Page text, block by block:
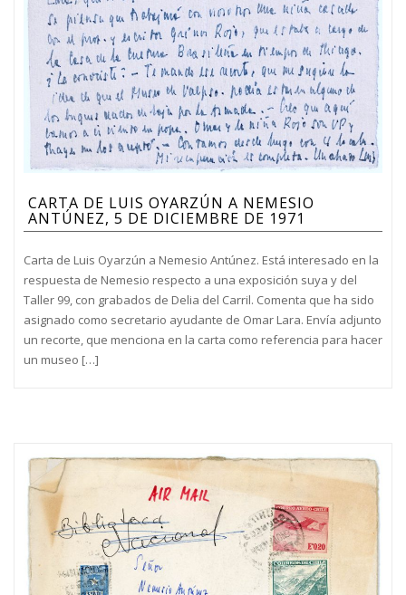
CARTA DE LUIS OYARZÚN A NEMESIO
ANTÚNEZ, 5 DE DICIEMBRE DE 1971
Carta de Luis Oyarzún a Nemesio Antúnez. Está interesado en la
respuesta de Nemesio respecto a una exposición suya y del
Taller 99, con grabados de Delia del Carril. Comenta que ha sido
asignado como secretario ayudante de Omar Lara. Envía adjunto
un recorte, que menciona en la carta como referencia para hacer
un museo […]